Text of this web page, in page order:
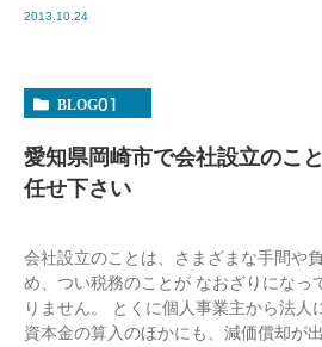
2013.10.24
BLOG01
愛知県岡崎市で会社設立のこ
任せ下さい
会社設立のことは、さまざまな手間や
め、つい税務のことが なおざりになっ
りません。 とくに個人事業主から法人
資本金の算入のほかにも、減価償却が